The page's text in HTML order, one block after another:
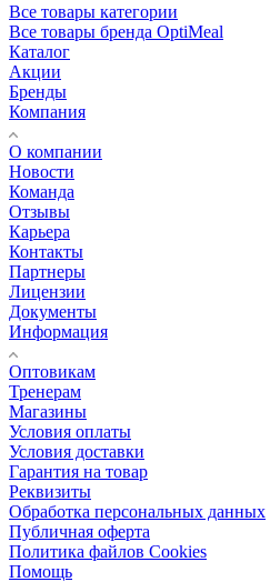
Все товары категории
Все товары бренда OptiMeal
Каталог
Акции
Бренды
Компания
О компании
Новости
Команда
Отзывы
Карьера
Контакты
Партнеры
Лицензии
Документы
Информация
Оптовикам
Тренерам
Магазины
Условия оплаты
Условия доставки
Гарантия на товар
Реквизиты
Обработка персональных данных
Публичная оферта
Политика файлов Cookies
Помощь